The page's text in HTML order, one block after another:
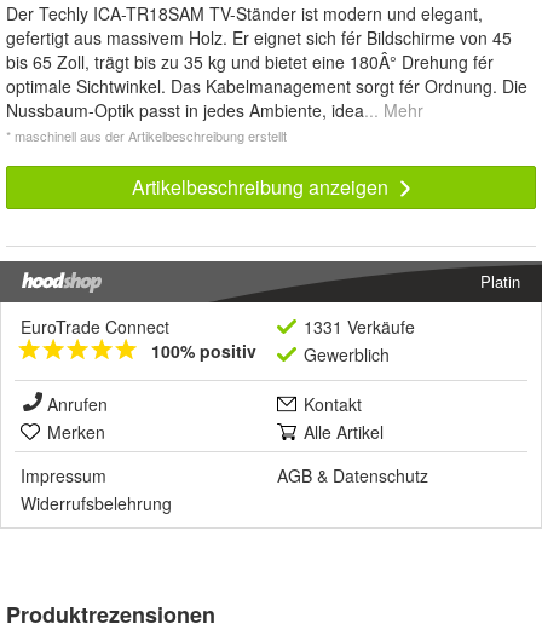
Der Techly ICA-TR18SAM TV-Ständer ist modern und elegant,
gefertigt aus massivem Holz. Er eignet sich fér Bildschirme von 45
bis 65 Zoll, trägt bis zu 35 kg und bietet eine 180Â° Drehung fér
optimale Sichtwinkel. Das Kabelmanagement sorgt fér Ordnung. Die
Nussbaum-Optik passt in jedes Ambiente, idea... Mehr
* maschinell aus der Artikelbeschreibung erstellt
Artikelbeschreibung anzeigen
Platin
EuroTrade Connect
100% positiv
1331 Verkäufe
Gewerblich
Anrufen
Kontakt
Merken
Alle Artikel
Impressum
AGB & Datenschutz
Widerrufsbelehrung
Produktrezensionen